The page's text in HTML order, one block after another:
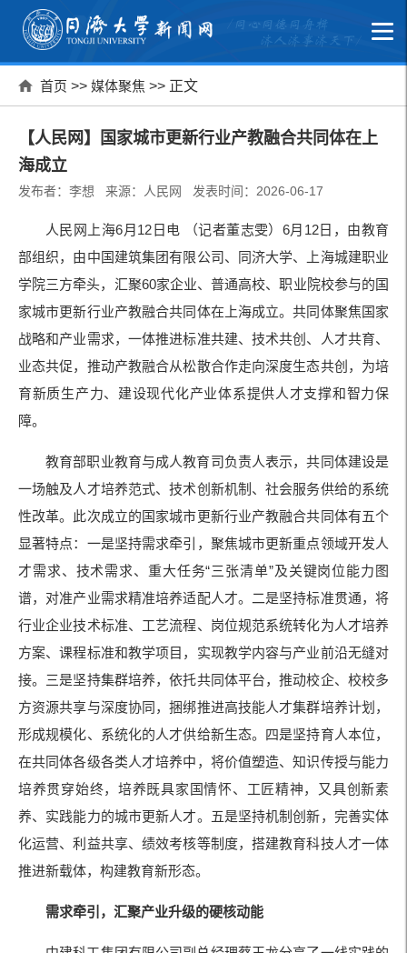
首页 >> 媒体聚焦 >> 正文
【人民网】国家城市更新行业产教融合共同体在上
海成立
发布者：李想 来源：人民网 发表时间：2026-06-17
人民网上海6月12日电 （记者董志雯）6月12日，由教育
部组织，由中国建筑集团有限公司、同济大学、上海城建职业
学院三方牵头，汇聚60家企业、普通高校、职业院校参与的国
家城市更新行业产教融合共同体在上海成立。共同体聚焦国家
战略和产业需求，一体推进标准共建、技术共创、人才共育、
业态共促，推动产教融合从松散合作走向深度生态共创，为培
育新质生产力、建设现代化产业体系提供人才支撑和智力保
障。
教育部职业教育与成人教育司负责人表示，共同体建设是
一场触及人才培养范式、技术创新机制、社会服务供给的系统
性改革。此次成立的国家城市更新行业产教融合共同体有五个
显著特点：一是坚持需求牵引，聚焦城市更新重点领域开发人
才需求、技术需求、重大任务“三张清单”及关键岗位能力图
谱，对准产业需求精准培养适配人才。二是坚持标准贯通，将
行业企业技术标准、工艺流程、岗位规范系统转化为人才培养
方案、课程标准和教学项目，实现教学内容与产业前沿无缝对
接。三是坚持集群培养，依托共同体平台，推动校企、校校多
方资源共享与深度协同，捆绑推进高技能人才集群培养计划，
形成规模化、系统化的人才供给新生态。四是坚持育人本位，
在共同体各级各类人才培养中，将价值塑造、知识传授与能力
培养贯穿始终，培养既具家国情怀、工匠精神，又具创新素
养、实践能力的城市更新人才。五是坚持机制创新，完善实体
化运营、利益共享、绩效考核等制度，搭建教育科技人才一体
推进新载体，构建教育新形态。
需求牵引，汇聚产业升级的硬核动能